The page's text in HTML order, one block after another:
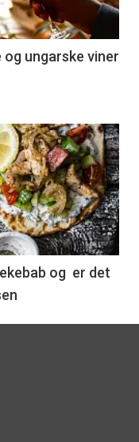
ungarske viner
og er det